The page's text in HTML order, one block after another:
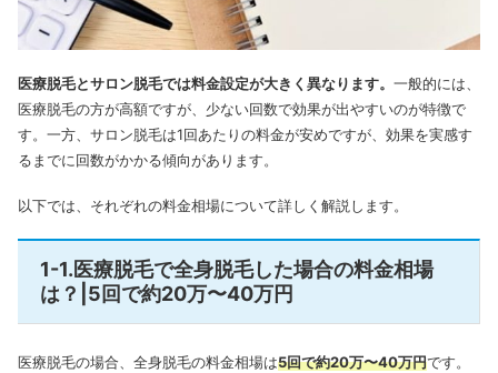
医療脱毛とサロン脱毛では料金設定が大きく異なります。 一般的には、
医療脱毛の方が高額ですが、少ない回数で効果が出やすいのが特徴で
す。一方、サロン脱毛は1回あたりの料金が安めですが、効果を実感す
るまでに回数がかかる傾向があります。
以下では、それぞれの料金相場について詳しく解説します。
1-1.医療脱毛で全身脱毛した場合の料金相場
は？|5回で約20万〜40万円
医療脱毛の場合、全身脱毛の料金相場は5回で約20万〜40万円です。